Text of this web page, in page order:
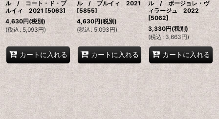
ル / コート・ド・ブ
ルイィ 2021 [5063]
4,630円(税別)
(税込: 5,093円)
カートに入れる
ル / ブルイィ 2021
[5855]
4,630円(税別)
(税込: 5,093円)
カートに入れる
ル / ボージョレ・ヴ
ィラージュ 2022
[5062]
3,330円(税別)
(税込 : 3,663円)
カートに入れる